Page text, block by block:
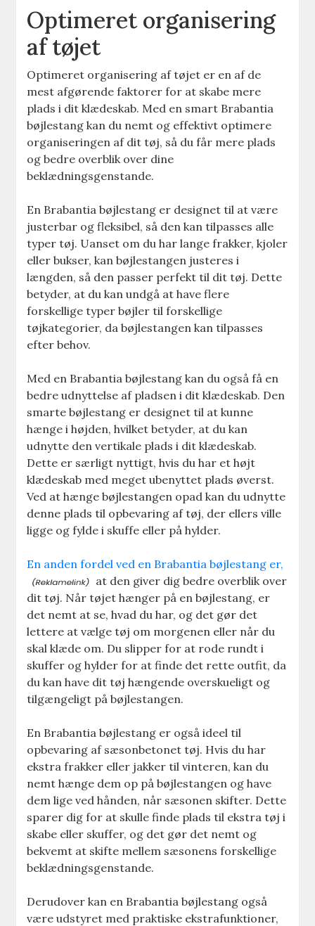
Optimeret organisering
af tøjet
Optimeret organisering af tøjet er en af de
mest afgørende faktorer for at skabe mere
plads i dit klædeskab. Med en smart Brabantia
bøjlestang kan du nemt og effektivt optimere
organiseringen af dit tøj, så du får mere plads
og bedre overblik over dine
beklædningsgenstande.
En Brabantia bøjlestang er designet til at være
justerbar og fleksibel, så den kan tilpasses alle
typer tøj. Uanset om du har lange frakker, kjoler
eller bukser, kan bøjlestangen justeres i
længden, så den passer perfekt til dit tøj. Dette
betyder, at du kan undgå at have flere
forskellige typer bøjler til forskellige
tøjkategorier, da bøjlestangen kan tilpasses
efter behov.
Med en Brabantia bøjlestang kan du også få en
bedre udnyttelse af pladsen i dit klædeskab. Den
smarte bøjlestang er designet til at kunne
hænge i højden, hvilket betyder, at du kan
udnytte den vertikale plads i dit klædeskab.
Dette er særligt nyttigt, hvis du har et højt
klædeskab med meget ubenyttet plads øverst.
Ved at hænge bøjlestangen opad kan du udnytte
denne plads til opbevaring af tøj, der ellers ville
ligge og fylde i skuffe eller på hylder.
En anden fordel ved en Brabantia bøjlestang er,
at den giver dig bedre overblik over
dit tøj. Når tøjet hænger på en bøjlestang, er
det nemt at se, hvad du har, og det gør det
lettere at vælge tøj om morgenen eller når du
skal klæde om. Du slipper for at rode rundt i
skuffer og hylder for at finde det rette outfit, da
du kan have dit tøj hængende overskueligt og
tilgængeligt på bøjlestangen.
En Brabantia bøjlestang er også ideel til
opbevaring af sæsonbetonet tøj. Hvis du har
ekstra frakker eller jakker til vinteren, kan du
nemt hænge dem op på bøjlestangen og have
dem lige ved hånden, når sæsonen skifter. Dette
sparer dig for at skulle finde plads til ekstra tøj i
skabe eller skuffer, og det gør det nemt og
bekvemt at skifte mellem sæsonens forskellige
beklædningsgenstande.
Derudover kan en Brabantia bøjlestang også
være udstyret med praktiske ekstrafunktioner,